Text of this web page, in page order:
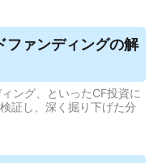
ファンディングの解
ング、といったCF投資に
証し、深く掘り下げた分